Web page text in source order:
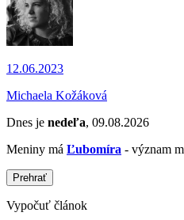
12.06.2023
Michaela Kožáková
Dnes je nedeľa, 09.08.2026
Meniny má Ľubomíra - význam
Prehrať
Vypočuť článok